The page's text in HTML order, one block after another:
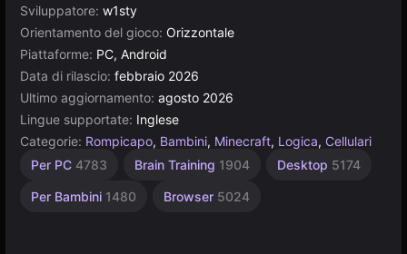
Sviluppatore: w1sty
Orientamento del gioco: Orizzontale
Piattaforme: PC, Android
Data di rilascio: febbraio 2026
Ultimo aggiornamento: agosto 2026
Lingue supportate: Inglese
Categorie: Rompicapo, Bambini, Minecraft, Logica, Cellulari
Per PC 4783 Brain Training 1904 Desktop 5174
Per Bambini 1480 Browser 5024